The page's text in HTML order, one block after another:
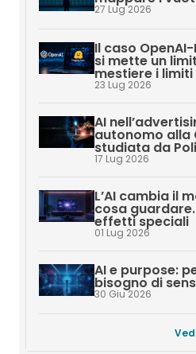
27 Lug 2026
Il caso
si mette un
mestiere i
23 Lug 2026
AI
autonomo alla
studiata da
17 Lug 2026
L’AI cambia il
cosa guardare.
effetti speciali
01 Lug 2026
AI e purpose:
bisogno di
30 Giu 2026